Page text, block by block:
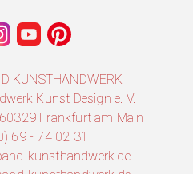
KUNSTHANDWERK
Kunst Design e. V.
Frankfurt am Main
69 - 74 02 31
kunsthandwerk.de